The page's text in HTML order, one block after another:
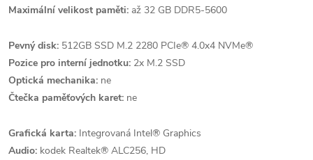
Maximální velikost paměti: až 32 GB DDR5-5600
Pevný disk: 512GB SSD M.2 2280 PCIe® 4.0x4 NVMe®
Pozice pro interní jednotku: 2x M.2 SSD
Optická mechanika: ne
Čtečka paměťových karet: ne
Grafická karta: Integrovaná Intel® Graphics
Audio: kodek Realtek® ALC256, HD